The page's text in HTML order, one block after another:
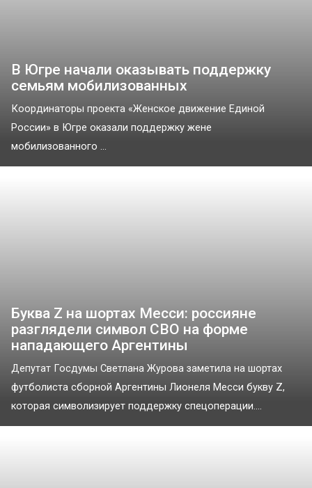
В Югре начали оказывать поддержку
семьям мобилизованных
Координаторы проекта «Женское движение Единой
России» в Югре оказали поддержку жене
мобилизованного ...
Буква Z на шортах Месси: россияне
разглядели символ СВО на форме
нападающего Аргентины
Депутат Госдумы Светлана Журова заметила на шортах
футболиста сборной Аргентины Лионеля Месси букву Z,
которая символизирует поддержку спецоперации....